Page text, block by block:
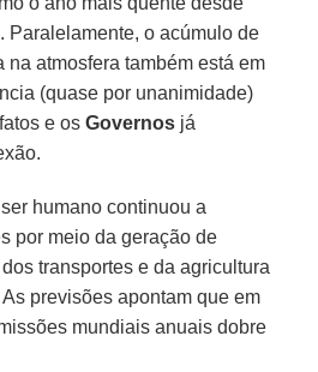
Paralelamente, o acúmulo de
na atmosfera também está em
(quase por unanimidade)
e osGovernos já
humano continuou a
por meio da geração de
transportes e da agricultura
previsões apontam que em
mundiais anuais dobre